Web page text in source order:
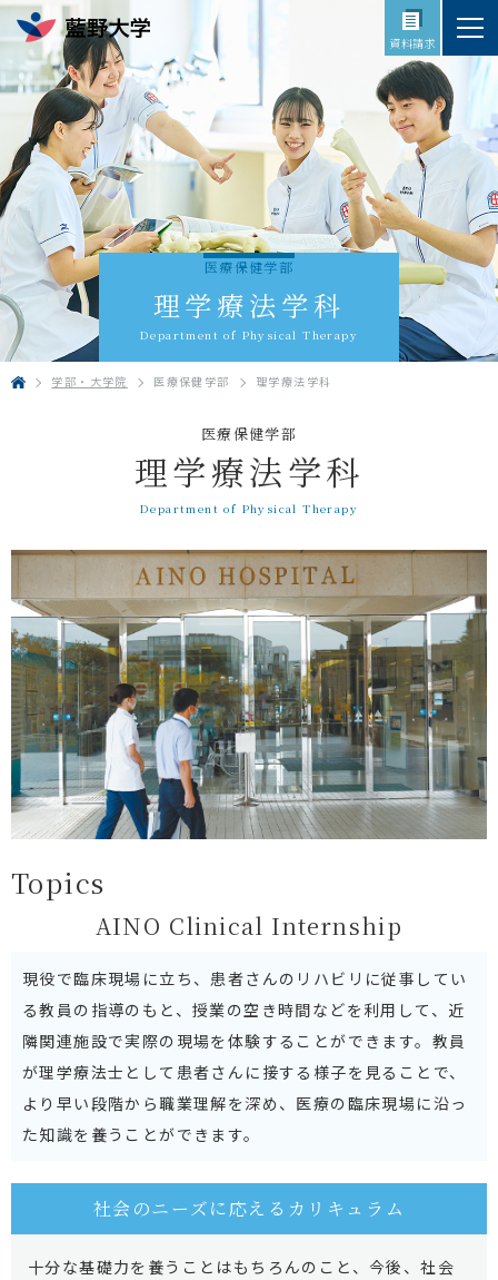
資料請求
医療保健学部
理学療法学科
Department of Physical Therapy
HOME学部・大学院 医療保健学部 理学療法学科
医療保健学部
理学療法学科
Department of Physical Therapy
Topics
AINO Clinical Internship
現役で臨床現場に立ち、患者さんのリハビリに従事してい
る教員の指導のもと、授業の空き時間などを利用して、近
隣関連施設で実際の現場を体験することができます。教員
が理学療法士として患者さんに接する様子を見ることで、
より早い段階から職業理解を深め、医療の臨床現場に沿っ
た知識を養うことができます。
社会のニーズに応える カリキュラム
十分な基礎力を養うことはもちろんのこと、今後、社会